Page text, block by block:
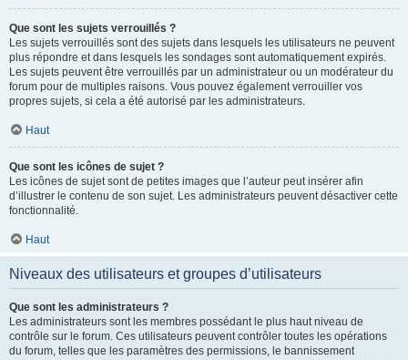
Que sont les sujets verrouillés ?
Les sujets verrouillés sont des sujets dans lesquels les utilisateurs ne peuvent
plus répondre et dans lesquels les sondages sont automatiquement expirés.
Les sujets peuvent être verrouillés par un administrateur ou un modérateur du
forum pour de multiples raisons. Vous pouvez également verrouiller vos
propres sujets, si cela a été autorisé par les administrateurs.
Haut
Que sont les icônes de sujet ?
Les icônes de sujet sont de petites images que l’auteur peut insérer afin
d’illustrer le contenu de son sujet. Les administrateurs peuvent désactiver cette
fonctionnalité.
Haut
Niveaux des utilisateurs et groupes d’utilisateurs
Que sont les administrateurs ?
Les administrateurs sont les membres possédant le plus haut niveau de
contrôle sur le forum. Ces utilisateurs peuvent contrôler toutes les opérations
du forum, telles que les paramètres des permissions, le bannissement